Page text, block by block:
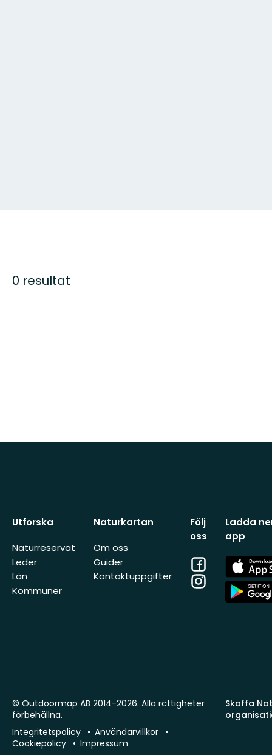
0 resultat
Utforska
Naturreservat
Leder
Län
Kommuner
Naturkartan
Om oss
Guider
Kontaktuppgifter
Följ
oss
Facebook
Instagram
Ladda
app
App
Store
App
Store
Skaffa
© Outdoormap AB 2014-2026. Alla rättigheter
förbehållna.
Integritetspolicy
Användarvillkor
Cookiepolicy
Impressum